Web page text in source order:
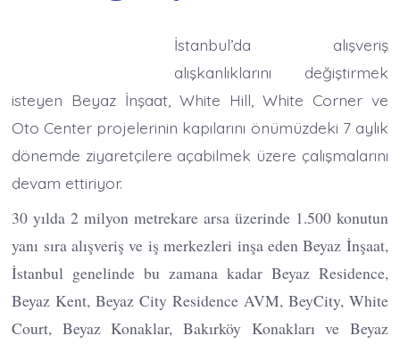
İstanbul’da alışveriş
alışkanlıklarını değiştirmek
isteyen Beyaz İnşaat, White Hill, White Corner ve
Oto Center projelerinin kapılarını önümüzdeki 7 aylık
dönemde ziyaretçilere açabilmek üzere çalışmalarını
devam ettiriyor.
30 yılda 2 milyon metrekare arsa üzerinde 1.500 konutun
yanı sıra alışveriş ve iş merkezleri inşa eden Beyaz İnşaat,
İstanbul genelinde bu zamana kadar Beyaz Residence,
Beyaz Kent, Beyaz City Residence AVM, BeyCity, White
Court, Beyaz Konaklar, Bakırköy Konakları ve Beyaz